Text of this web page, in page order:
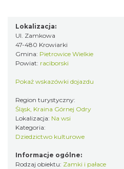
Lokalizacja:
Ul. Zamkowa
47-480 Krowiarki
Gmina: Pietrowice Wielkie
Powiat: raciborski
Pokaż wskazówki dojazdu
Region turystyczny:
Śląsk, Kraina Górnej Odry
Lokalizacja: Na wsi
Kategoria:
Dziedzictwo kulturowe
Informacje ogólne:
Rodzaj obiektu: Zamki i pałace